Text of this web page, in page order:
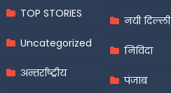
TOP STORIES
Uncategorized
अन्तर्राष्ट्रीय
नयी दिल्ली
निविदा
पंजाब